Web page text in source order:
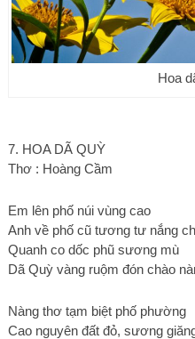
Hoa
7. HOA DÃ QUỲ
Thơ : Hoàng Cầm
Em lên phố núi vùng cao
Anh về phố cũ tương tư nắng
Quanh co dốc phũ sương mù
Dã Quỳ vàng ruộm đón chào
Nàng thơ tạm biệt phố phường
Cao nguyên đất đỏ, sương